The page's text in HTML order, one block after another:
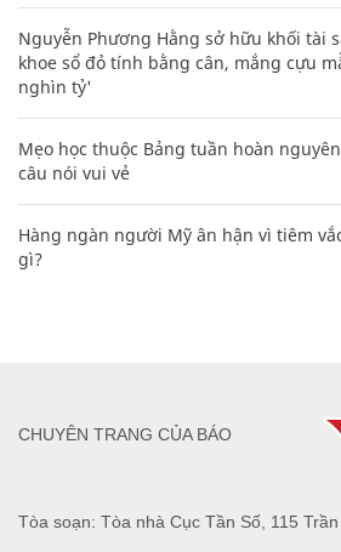
Nguyễn Phương Hằng sở hữu khối tài
khoe sổ đỏ tính bằng cân, mắng cựu
nghìn tỷ'
Mẹo học thuộc Bảng tuần hoàn
câu nói vui vẻ
Hàng ngàn người Mỹ ân hận vì tiêm
gì?
Tòa soạn: Tòa nhà Cục Tần Số, 115
CHUYÊN TRANG CỦA BÁO